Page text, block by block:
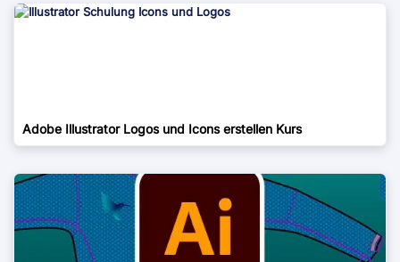
Adobe Illustrator Logos und Icons erstellen Kurs